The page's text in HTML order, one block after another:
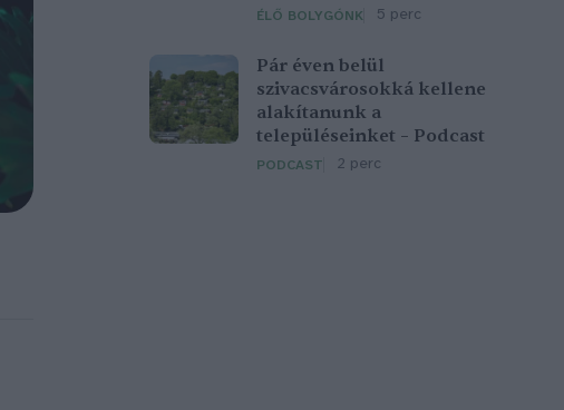
ÉLŐ BOLYGÓNK 5 perc
Pár éven belül
szivacsvárosokká kellene
alakítanunk a
településeinket – Podcast
PODCAST 2 perc